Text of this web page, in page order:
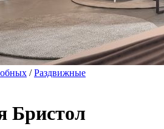
/Раздвижные
Бристол